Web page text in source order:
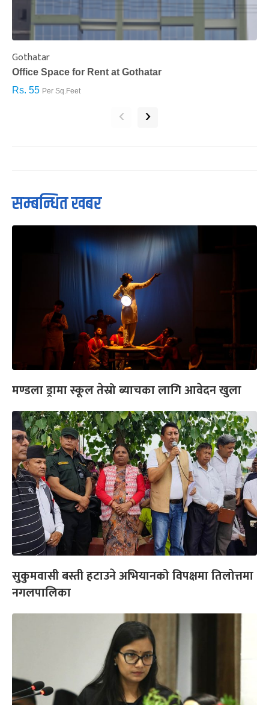
Gothatar
Office Space for Rent at Gothatar
Rs. 55 Per Sq.Feet
‹ ›
सम्बन्धित खबर
मण्डला ड्रामा स्कूल तेस्रो ब्याचका लागि आवेदन खुला
सुकुमवासी बस्ती हटाउने अभियानको विपक्षमा तिलोत्तमा
नगलपालिका